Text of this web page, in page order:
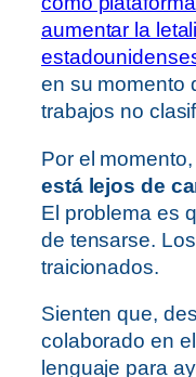
aumentar la
en su momento
trabajos no
Por el momento,
está lejos de
El problema es
de tensarse.
traicionados.
Sienten que,
colaborado en
lenguaje para